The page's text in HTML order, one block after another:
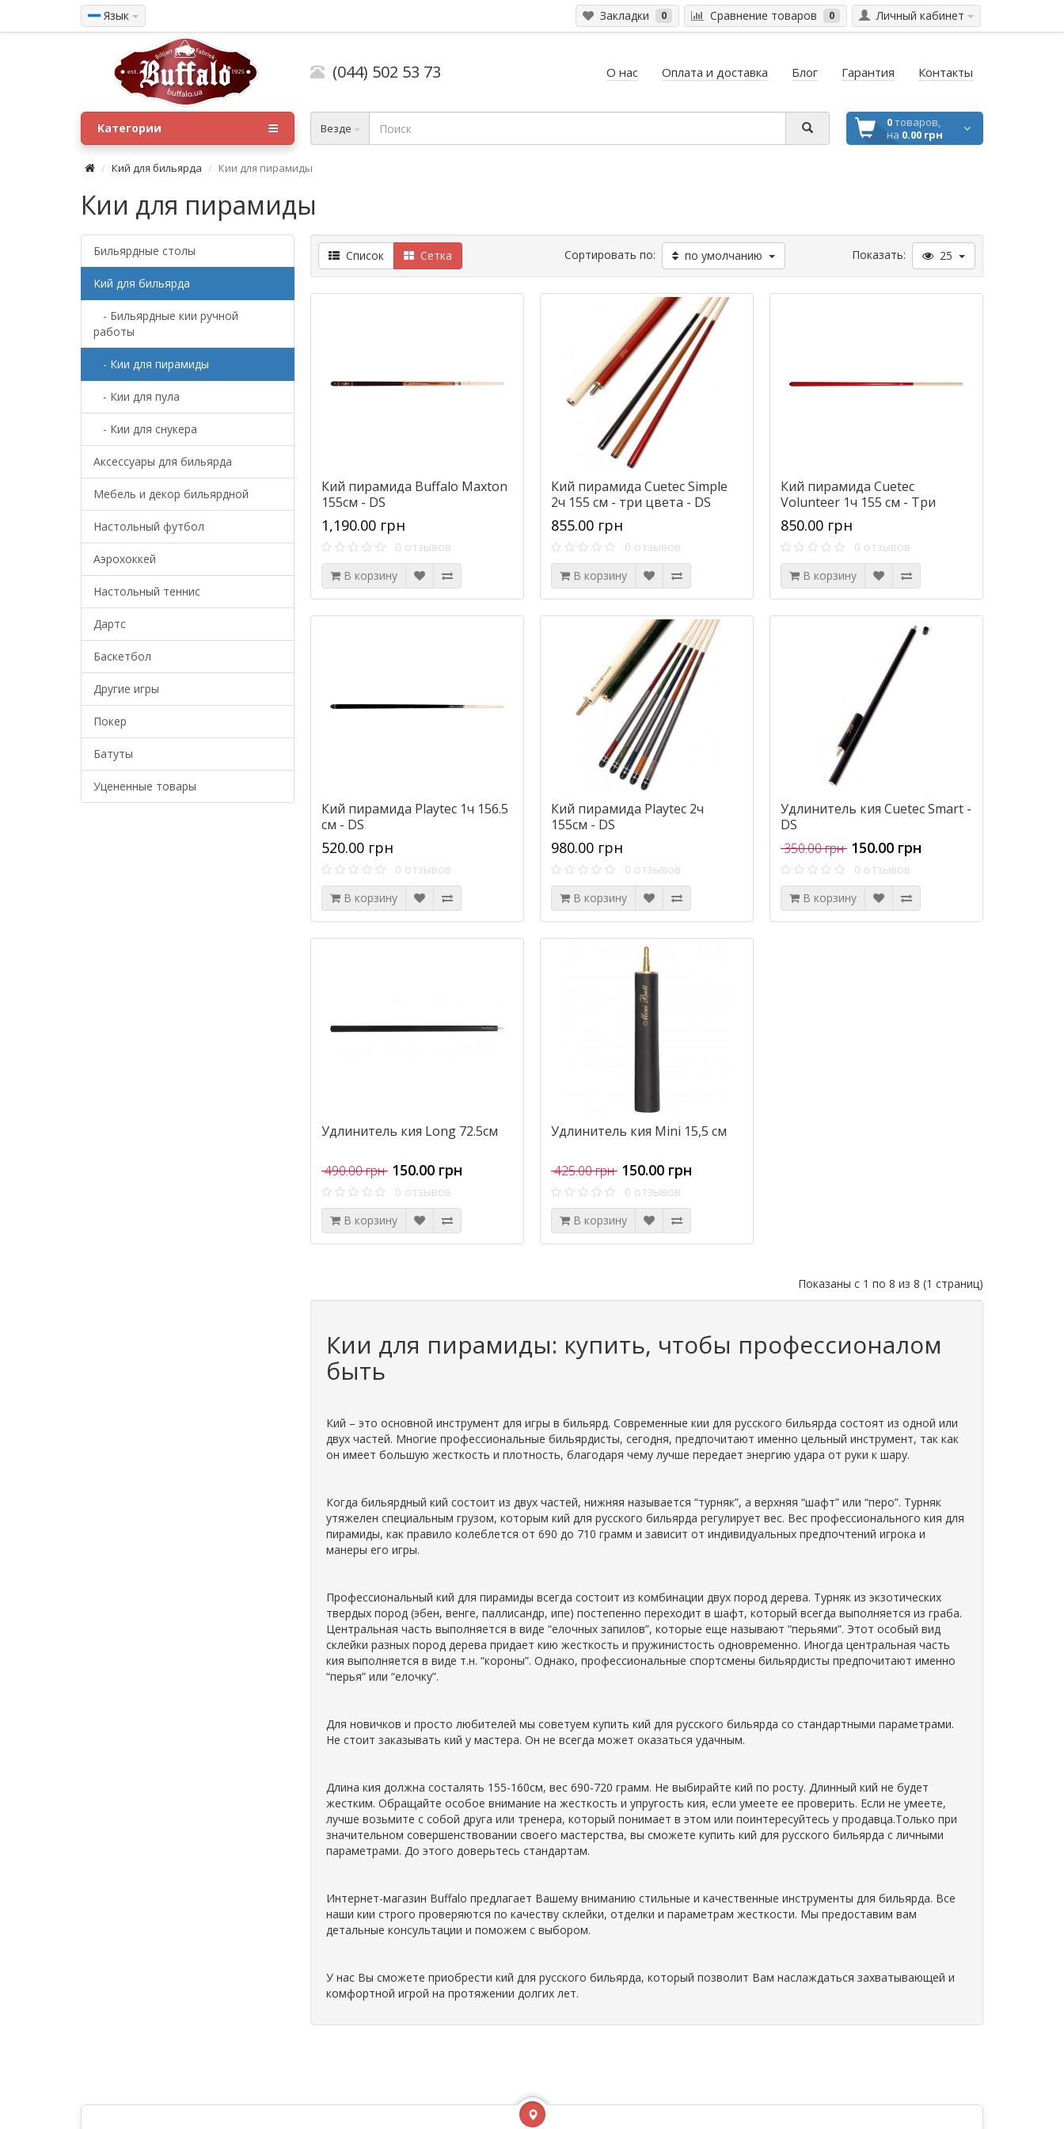
Язык Личный кабинет
Закладки 0 Сравнение товаров 0
(044) 502 53 73 О нас Оплата и доставка Блог Гарантия Контакты
Везде 0товаров,
на 0.00 грн
Категории
Кий для бильярда Кии для пирамиды
Кии для пирамиды
Бильярдные столы
Кий для бильярда
- Бильярдные кии ручной
работы
- Кии для пирамиды
- Кии для пула
- Кии для снукера
Аксессуары для бильярда
Мебель и декор бильярдной
Настольный футбол
Аэрохоккей
Настольный теннис
Дартс
Баскетбол
Другие игры
Покер
Батуты
Уцененные товары
Список Сетка Сортировать по: по умолчанию Показать: 25
Кий пирамида Buffalo Maxton
155см - DS
1,190.00 грн
0 отзывов
В корзину
Кий пирамида Cuetec Simple
2ч 155 см - три цвета - DS
855.00 грн
0 отзывов
В корзину
Кий пирамида Cuetec
Volunteer 1ч 155 см - Три
цвета - DS
850.00 грн
0 отзывов
В корзину
Кий пирамида Playtec 1ч 156.5
см - DS
520.00 грн
0 отзывов
В корзину
Кий пирамида Playtec 2ч
155см - DS
980.00 грн
0 отзывов
В корзину
Удлинитель кия Cuetec Smart -
DS
350.00 грн 150.00 грн
0 отзывов
В корзину
Удлинитель кия Long 72.5см
490.00 грн 150.00 грн
0 отзывов
В корзину
Удлинитель кия Mini 15,5 см
425.00 грн 150.00 грн
0 отзывов
В корзину
Показаны с 1 по 8 из 8 (1 страниц)
Кии для пирамиды: купить, чтобы профессионалом
быть
Кий – это основной инструмент для игры в бильярд. Современные кии для русского бильярда состоят из одной или
двух частей. Многие профессиональные бильярдисты, сегодня, предпочитают именно цельный инструмент, так как
он имеет большую жесткость и плотность, благодаря чему лучше передает энергию удара от руки к шару.
Когда бильярдный кий состоит из двух частей, нижняя называется “турняк”, а верхняя “шафт” или “перо”. Турняк
утяжелен специальным грузом, которым кий для русского бильярда регулирует вес. Вес профессионального кия для
пирамиды, как правило колеблется от 690 до 710 грамм и зависит от индивидуальных предпочтений игрока и
манеры его игры.
Профессиональный кий для пирамиды всегда состоит из комбинации двух пород дерева. Турняк из экзотических
твердых пород (эбен, венге, паллисандр, ипе) постепенно переходит в шафт, который всегда выполняется из граба.
Центральная часть выполняется в виде “елочных запилов”, которые еще называют “перьями”. Этот особый вид
склейки разных пород дерева придает кию жесткость и пружинистость одновременно. Иногда центральная часть
кия выполняется в виде т.н. “короны”. Однако, профессиональные спортсмены бильярдисты предпочитают именно
“перья” или “елочку”.
Для новичков и просто любителей мы советуем купить кий для русского бильярда со стандартными параметрами.
Не стоит заказывать кий у мастера. Он не всегда может оказаться удачным.
Длина кия должна состалять 155-160см, вес 690-720 грамм. Не выбирайте кий по росту. Длинный кий не будет
жестким. Обращайте особое внимание на жесткость и упругость кия, если умеете ее проверить. Если не умеете,
лучше возьмите с собой друга или тренера, который понимает в этом или поинтересуйтесь у продавца.Только при
значительном совершенствовании своего мастерства, вы сможете купить кий для русского бильярда с личными
параметрами. До этого доверьтесь стандартам.
Интернет-магазин Buffalo предлагает Вашему вниманию стильные и качественные инструменты для бильярда. Все
наши кии строго проверяются по качеству склейки, отделки и параметрам жесткости. Мы предоставим вам
детальные консультации и поможем с выбором.
У нас Вы сможете приобрести кий для русского бильярда, который позволит Вам наслаждаться захватывающей и
комфортной игрой на протяжении долгих лет.